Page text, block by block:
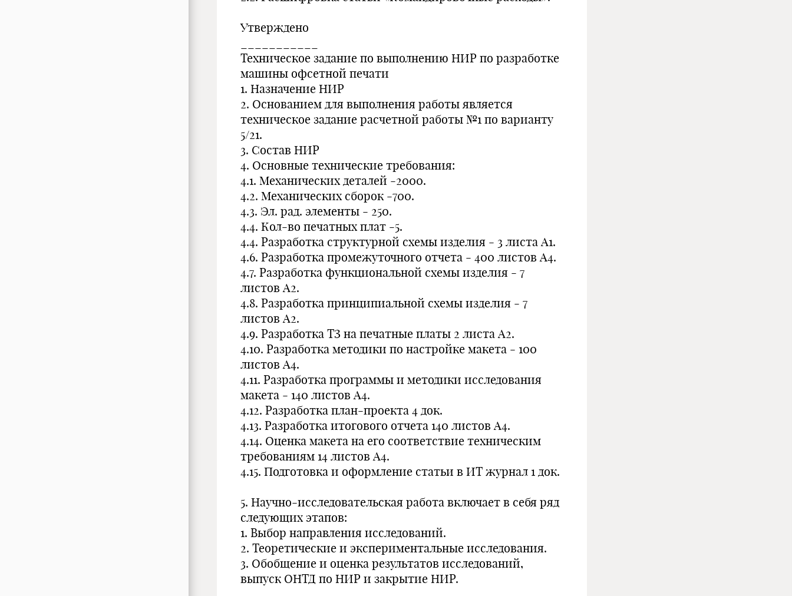
Утверждено
Техническое задание по выполнению НИР по разработке
машины офсетной печати
1. Назначение НИР
2. Основанием для выполнения работы является
техническое задание расчетной работы №1 по варианту
5/21.
3. Состав НИР
4. Основные технические требования:
4.1. Механических деталей -2000.
4.2. Механических сборок -700.
4.3. Эл. рад. элементы - 250.
4.4. Кол-во печатных плат -5.
4.4. Разработка структурной схемы изделия - 3 листа А1.
4.6. Разработка промежуточного отчета - 400 листов А4.
4.7. Разработка функциональной схемы изделия - 7
листов А2.
4.8. Разработка принципиальной схемы изделия - 7
листов А2.
4.9. Разработка ТЗ на печатные платы 2 листа А2.
4.10. Разработка методики по настройке макета - 100
листов А4.
4.11. Разработка программы и методики исследования
макета - 140 листов А4.
4.12. Разработка план-проекта 4 док.
4.13. Разработка итогового отчета 140 листов А4.
4.14. Оценка макета на его соответствие техническим
требованиям 14 листов А4.
4.15. Подготовка и оформление статьи в ИТ журнал 1 док.
5. Научно-исследовательская работа включает в себя ряд
следующих этапов:
1. Выбор направления исследований.
2. Теоретические и экспериментальные исследования.
3. Обобщение и оценка результатов исследований,
выпуск ОНТД по НИР и закрытие НИР.